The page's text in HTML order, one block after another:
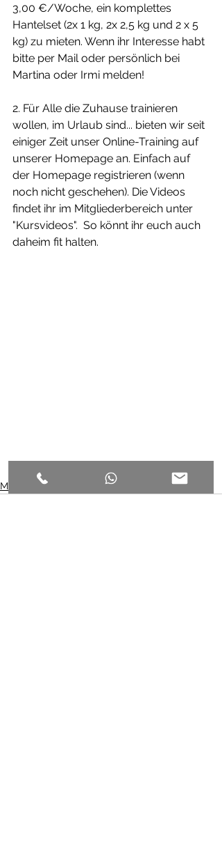
3,00 €/Woche, ein komplettes
Hantelset (2x 1 kg, 2x 2,5 kg und 2 x 5
kg) zu mieten. Wenn ihr Interesse habt
bitte per Mail oder persönlich bei
Martina oder Irmi melden!
2. Für Alle die Zuhause trainieren
wollen, im Urlaub sind... bieten wir seit
einiger Zeit unser Online-Training auf
unserer Homepage an. Einfach auf
der Homepage registrieren (wenn
noch nicht geschehen). Die Videos
findet ihr im Mitgliederbereich unter
"Kursvideos".  So könnt ihr euch auch
daheim fit halten.
Member-News